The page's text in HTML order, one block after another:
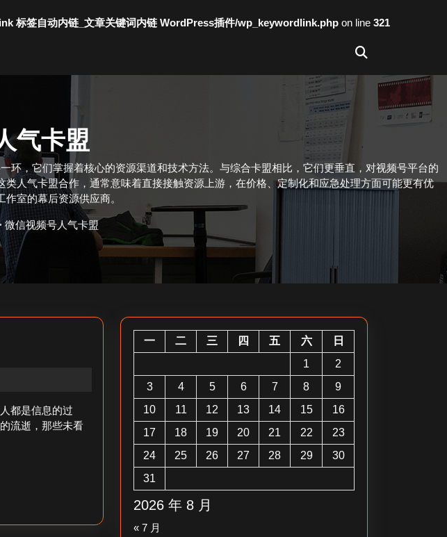
签自动内链_文章关键词内链 WordPress插件/wp_keywordlink.php on line 321
气卡盟
，它们掌握着核心的资源渠道和技术方法。与综合卡盟相比，它们更垂直，对视频号平台的
人气卡盟合作，通常意味着直接接触资源上游，在价格、定制化和应急处理方面可能更有优
室的幕后资源供应商。
微信视频号人气卡盟
都是信息的过
流逝，那些未看
2026 年 8 月
一 二 三 四 五 六
日
1
2
3
4 5 6 7 8
9
10
11 12 13 14 15
16
17
18 19 20 21 22
23
24
25 26 27 28 29
30
31
« 7 月